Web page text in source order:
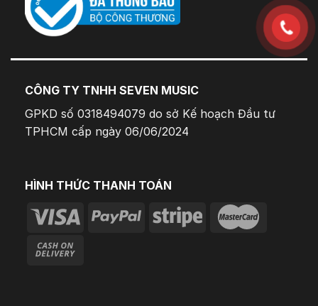
CÔNG TY TNHH SEVEN MUSIC
GPKD số 0318494079 do sở Kế hoạch Đầu tư
TPHCM cấp ngày 06/06/2024
HÌNH THỨC THANH TOÁN